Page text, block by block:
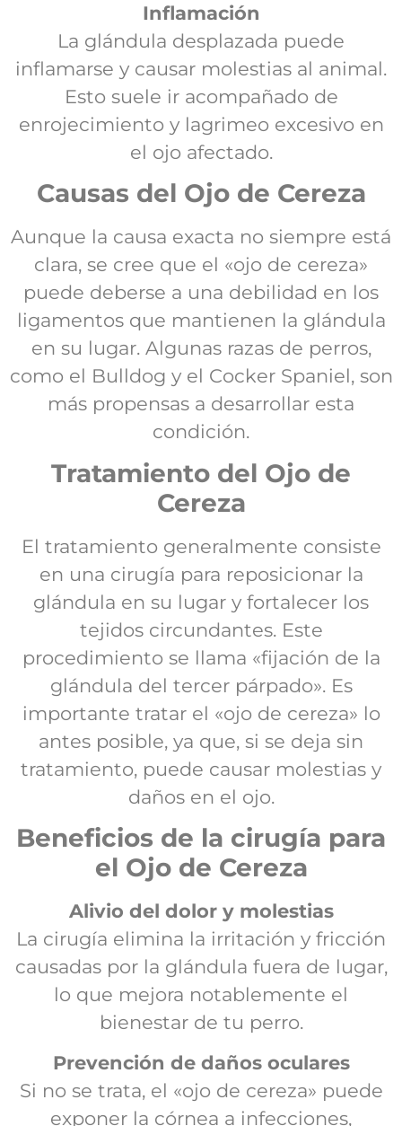
Inflamación
La glándula desplazada puede
inflamarse y causar molestias al animal.
Esto suele ir acompañado de
enrojecimiento y lagrimeo excesivo en
el ojo afectado.
Causas del Ojo de Cereza
Aunque la causa exacta no siempre está
clara, se cree que el «ojo de cereza»
puede deberse a una debilidad en los
ligamentos que mantienen la glándula
en su lugar. Algunas razas de perros,
como el Bulldog y el Cocker Spaniel, son
más propensas a desarrollar esta
condición.
Tratamiento del Ojo de
Cereza
El tratamiento generalmente consiste
en una cirugía para reposicionar la
glándula en su lugar y fortalecer los
tejidos circundantes. Este
procedimiento se llama «fijación de la
glándula del tercer párpado». Es
importante tratar el «ojo de cereza» lo
antes posible, ya que, si se deja sin
tratamiento, puede causar molestias y
daños en el ojo.
Beneficios de la cirugía para
el Ojo de Cereza
Alivio del dolor y molestias
La cirugía elimina la irritación y fricción
causadas por la glándula fuera de lugar,
lo que mejora notablemente el
bienestar de tu perro.
Prevención de daños oculares
Si no se trata, el «ojo de cereza» puede
exponer la córnea a infecciones,